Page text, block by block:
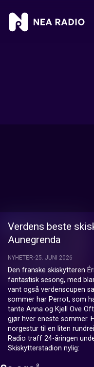
Verdens beste
Aunegrenda
NYHETER 25. JUNI 2026
Den franske skiskytteren
fantastisk sesong, med
vant også verdenscupen
sommer har Perrot, som
tante Anna og Kjell Ove
gjør hver eneste sommer.
norgestur til en liten
Radio traff 24-åringen
Skiskytterstadion nylig: